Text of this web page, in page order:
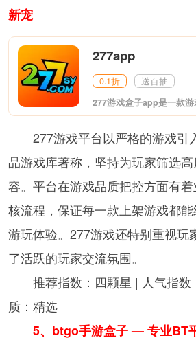
新宠
277app
0.1折 送百抽
277游戏平台以严格的游戏引
品游戏库著称，坚持为玩家筛选
容。平台在游戏品质把控方面有
核流程，保证每一款上架游戏都
游玩体验。277游戏还特别重视玩
了活跃的玩家交流氛围。
推荐指数：四颗星 | 人气指数
质：精选
5、btgo手游盒子 — 专业BT